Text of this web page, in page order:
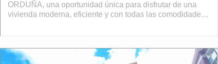
ORDUÑA, una oportunidad única para disfrutar de una
vivienda moderna, eficiente y con todas las comodidades